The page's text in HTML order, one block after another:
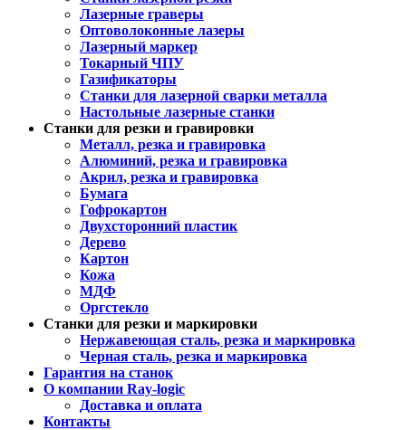
Лазерные граверы
Оптоволоконные лазеры
Лазерный маркер
Токарный ЧПУ
Газификаторы
Cтанки для лазерной сварки металла
Настольные лазерные станки
Станки для резки и гравировки
Металл, резка и гравировка
Алюминий, резка и гравировка
Акрил, резка и гравировка
Бумага
Гофрокартон
Двухсторонний пластик
Дерево
Картон
Кожа
МДФ
Оргстекло
Станки для резки и маркировки
Нержавеющая сталь, резка и маркировка
Черная сталь, резка и маркировка
Гарантия на станок
О компании Ray-logic
Доставка и оплата
Контакты